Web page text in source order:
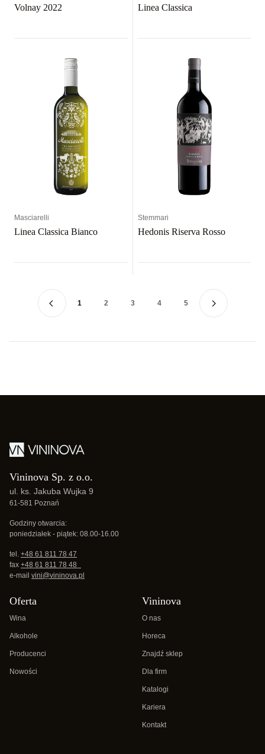
Volnay 2022 Linea Classica
Masciarelli
Linea Classica Bianco
Stemmari
Hedonis Riserva Rosso
1 2 3 4 5
Vininova Sp. z o.o.
ul. ks. Jakuba Wujka 9
61-581 Poznań
Godziny otwarcia:
poniedziałek - piątek: 08.00-16.00
tel. +48 61 811 78 47
fax +48 61 811 78 48
e-mail vini@vininova.pl
Oferta
Wina
Alkohole
Producenci
Nowości
Vininova
O nas
Horeca
Znajdź sklep
Dla firm
Katalogi
Kariera
Kontakt